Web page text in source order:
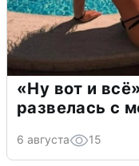
«Ну вот и
развелась с
6 августа 15